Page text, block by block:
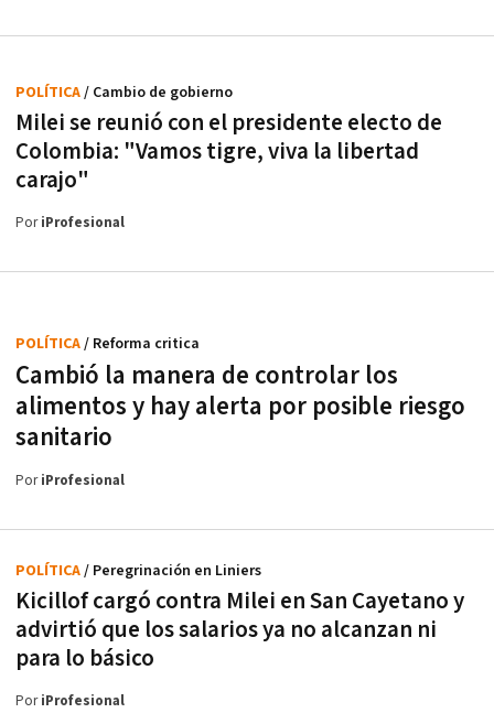
Milei se reunió con el presidente electo de
Colombia: "Vamos tigre, viva la libertad
carajo"
POLÍTICA/ Cambio de gobierno
PoriProfesional
Cambió la manera de controlar los
alimentos y hay alerta por posible riesgo
sanitario
POLÍTICA/ Reforma critica
PoriProfesional
Kicillof cargó contra Milei en San Cayetano y
advirtió que los salarios ya no alcanzan ni
para lo básico
POLÍTICA/ Peregrinación en Liniers
PoriProfesional